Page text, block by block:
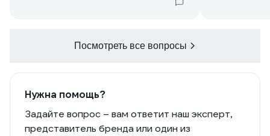
Посмотреть все вопросы
Нужна помощь?
Задайте вопрос – вам ответит наш эксперт,
представитель бренда или один из